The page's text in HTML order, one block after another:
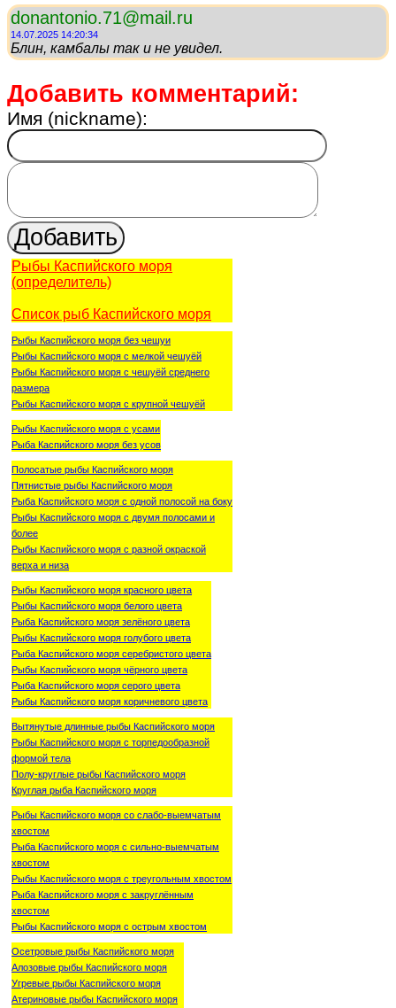
donantonio.71@mail.ru
14.07.2025 14:20:34
Блин, камбалы так и не увидел.
Добавить комментарий:
Имя (nickname):
Рыбы Каспийского моря
(определитель)
Список рыб Каспийского моря
Рыбы Каспийского моря без чешуи
Рыбы Каспийского моря с мелкой чешуёй
Рыбы Каспийского моря с чешуёй среднего
размера
Рыбы Каспийского моря с крупной чешуёй
Рыбы Каспийского моря с усами
Рыба Каспийского моря без усов
Полосатые рыбы Каспийского моря
Пятнистые рыбы Каспийского моря
Рыба Каспийского моря с одной полосой на боку
Рыбы Каспийского моря с двумя полосами и
более
Рыбы Каспийского моря с разной окраской
верха и низа
Рыбы Каспийского моря красного цвета
Рыбы Каспийского моря белого цвета
Рыба Каспийского моря зелёного цвета
Рыбы Каспийского моря голубого цвета
Рыба Каспийского моря серебристого цвета
Рыбы Каспийского моря чёрного цвета
Рыба Каспийского моря серого цвета
Рыбы Каспийского моря коричневого цвета
Вытянутые длинные рыбы Каспийского моря
Рыбы Каспийского моря с торпедообразной
формой тела
Полу-круглые рыбы Каспийского моря
Круглая рыба Каспийского моря
Рыбы Каспийского моря со слабо-выемчатым
хвостом
Рыба Каспийского моря с сильно-выемчатым
хвостом
Рыбы Каспийского моря с треугольным хвостом
Рыба Каспийского моря с закруглённым
хвостом
Рыбы Каспийского моря с острым хвостом
Осетровые рыбы Каспийского моря
Алозовые рыбы Каспийского моря
Угревые рыбы Каспийского моря
Атериновые рыбы Каспийского моря